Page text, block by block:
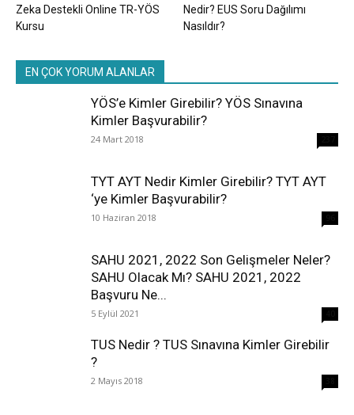
Zeka Destekli Online TR-YÖS
Kursu
Nedir? EUS Soru Dağılımı
Nasıldır?
EN ÇOK YORUM ALANLAR
YÖS’e Kimler Girebilir? YÖS Sınavına
Kimler Başvurabilir?
24 Mart 2018
TYT AYT Nedir Kimler Girebilir? TYT AYT
‘ye Kimler Başvurabilir?
10 Haziran 2018
SAHU 2021, 2022 Son Gelişmeler Neler?
SAHU Olacak Mı? SAHU 2021, 2022
Başvuru Ne...
5 Eylül 2021
TUS Nedir ? TUS Sınavına Kimler Girebilir
?
2 Mayıs 2018